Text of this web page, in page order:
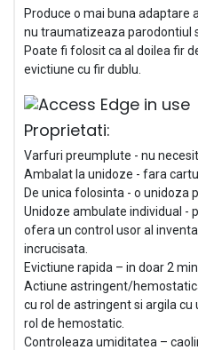
Produce o mai buna adaptare
nu traumatizeaza parodontiul
Poate fi folosit ca al doilea fir
evictiune cu fir dublu.
Proprietati:
Varfuri preumplute - nu
Ambalat la unidoze - fara
De unica folosinta - o unidoza
Unidoze ambulate individual -
ofera un control usor al
incrucisata.
Evictiune rapida – in doar 2
Actiune astringent/
cu rol de astringent si argila
rol de hemostatic.
Controleaza umiditatea –